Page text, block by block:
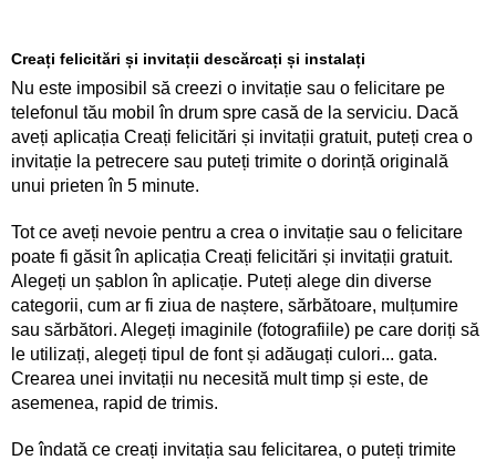
Creați felicitări și invitații descărcați și instalați
Nu este imposibil să creezi o invitație sau o felicitare pe
telefonul tău mobil în drum spre casă de la serviciu. Dacă
aveți aplicația Creați felicitări și invitații gratuit, puteți crea o
invitație la petrecere sau puteți trimite o dorință originală
unui prieten în 5 minute.
Tot ce aveți nevoie pentru a crea o invitație sau o felicitare
poate fi găsit în aplicația Creați felicitări și invitații gratuit.
Alegeți un șablon în aplicație. Puteți alege din diverse
categorii, cum ar fi ziua de naștere, sărbătoare, mulțumire
sau sărbători. Alegeți imaginile (fotografiile) pe care doriți să
le utilizați, alegeți tipul de font și adăugați culori... gata.
Crearea unei invitații nu necesită mult timp și este, de
asemenea, rapid de trimis.
De îndată ce creați invitația sau felicitarea, o puteți trimite